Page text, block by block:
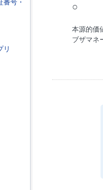
番号・
リ
○
本源的価
ブザマネ